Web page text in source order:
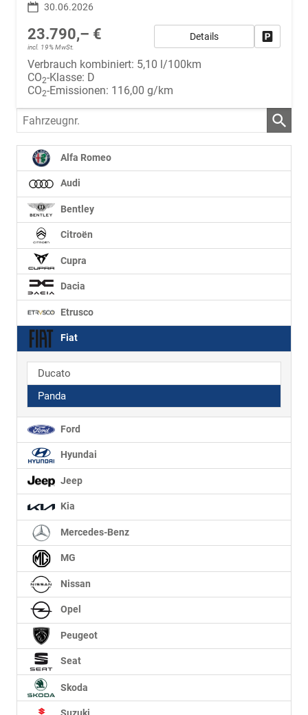
30.06.2026
23.790,– €
incl. 19% MwSt.
Details
Verbrauch kombiniert: 5,10 l/100km
CO2-Klasse: D
CO2-Emissionen: 116,00 g/km
Fahrzeugnr.
Alfa Romeo
Audi
Bentley
Citroën
Cupra
Dacia
Etrusco
Fiat
Ducato
Panda
Ford
Hyundai
Jeep
Kia
Mercedes-Benz
MG
Nissan
Opel
Peugeot
Seat
Skoda